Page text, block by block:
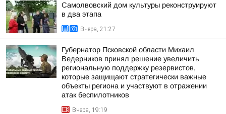
Самолвовский дом культуры реконструируют
в два этапа
Вчера, 21:27
Губернатор Псковской области Михаил
Ведерников принял решение увеличить
региональную поддержку резервистов,
которые защищают стратегически важные
объекты региона и участвуют в отражении
атак беспилотников
Вчера, 19:19